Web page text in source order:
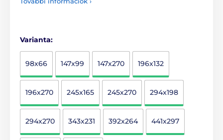
Varianta:
98x66 147x99 147x270 196x132
196x270 245x165 245x270 294x198
294x270 343x231 392x264 441x297